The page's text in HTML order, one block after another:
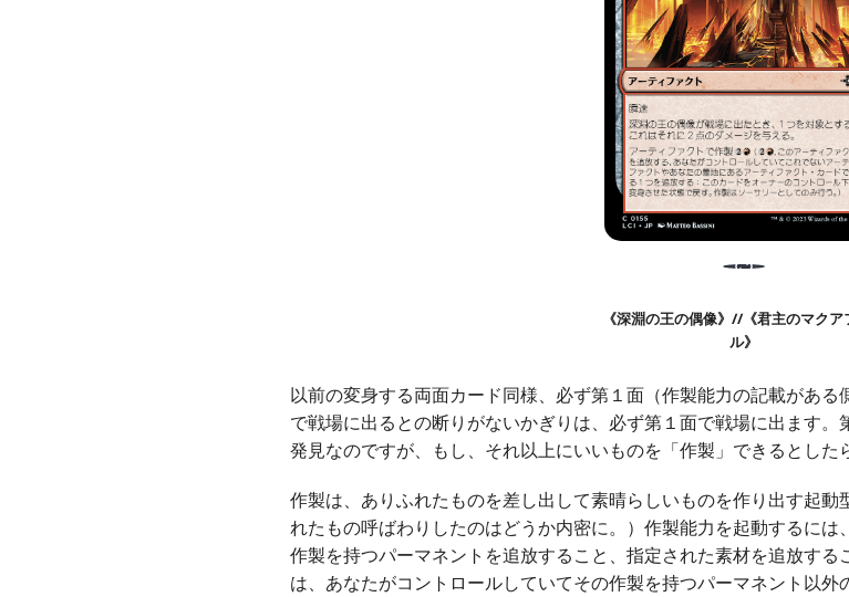
《深淵の王の偶像》//《君主のマクア
ル》
以前の変身する両面カード同様、必ず第１面（作製能力の記載があ
で戦場に出るとの断りがないかぎりは、必ず第１面で戦場に出ます
発見なのですが、もし、それ以上にいいものを「作製」できるとした
作製は、ありふれたものを差し出して素晴らしいものを作り出す起
れたもの呼ばわりしたのはどうか内密に。）作製能力を起動するには
作製を持つパーマネントを追放すること、指定された素材を追放す
は、あなたがコントロールしていてその作製を持つパーマネント以